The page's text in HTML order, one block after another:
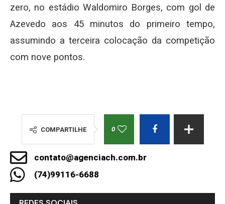
zero, no estádio Waldomiro Borges, com gol de
Azevedo aos 45 minutos do primeiro tempo,
assumindo a terceira colocação da competição
com nove pontos.
COMPARTILHE 0
contato@agenciach.com.br
(74)99116-6688